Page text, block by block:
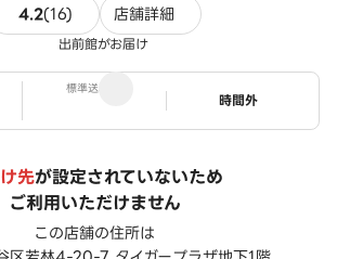
4.2(16) 16件のレビュー
店舗詳細
出前館がお届け
標準送料
ステータス
時間外
先が設定されていないため
ご利用いただけません
この店舗の住所は